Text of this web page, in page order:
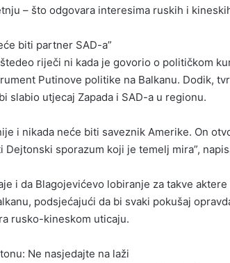
– što odgovara interesima ruskih i
biti partner SAD-a”
riječi ni kada je govorio o političkom
Putinove politike na Balkanu. Dodik,
slabio utjecaj Zapada i SAD-a u regionu.
i nikada neće biti saveznik Amerike. On
Dejtonski sporazum koji je temelj mira”,
i da Blagojevićevo lobiranje za takve
podsjećajući da bi svaki pokušaj
rusko-kineskom uticaju.
Ne nasjedajte na laži